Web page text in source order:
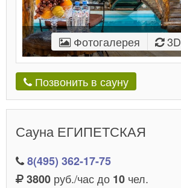
Фотогалерея 3D
Позвонить в сауну
Сауна ЕГИПЕТСКАЯ
8(495) 362-17-75
3800 руб./час до 10 чел.